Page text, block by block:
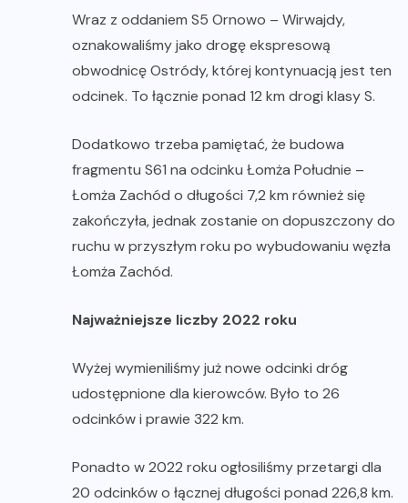
Wraz z oddaniem S5 Ornowo – Wirwajdy,
oznakowaliśmy jako drogę ekspresową
obwodnicę Ostródy, której kontynuacją jest ten
odcinek. To łącznie ponad 12 km drogi klasy S.
Dodatkowo trzeba pamiętać, że budowa
fragmentu S61 na odcinku Łomża Południe –
Łomża Zachód o długości 7,2 km również się
zakończyła, jednak zostanie on dopuszczony do
ruchu w przyszłym roku po wybudowaniu węzła
Łomża Zachód.
Najważniejsze liczby 2022 roku
Wyżej wymieniliśmy już nowe odcinki dróg
udostępnione dla kierowców. Było to 26
odcinków i prawie 322 km.
Ponadto w 2022 roku ogłosiliśmy przetargi dla
20 odcinków o łącznej długości ponad 226,8 km.